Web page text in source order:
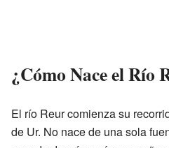
¿Cómo Nace el Río
El río Reur comienza su
de Ur. No nace de una sola